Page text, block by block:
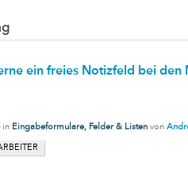
ein freies Notizfeld bei
in Eingabeformulare, Felder & Listen von